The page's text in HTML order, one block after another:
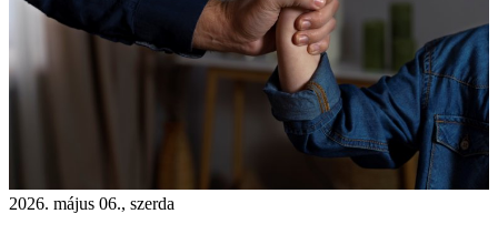
2026. május 06., szerda